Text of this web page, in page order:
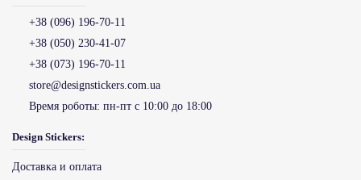
+38 (096) 196-70-11
+38 (050) 230-41-07
+38 (073) 196-70-11
store@designstickers.com.ua
Время роботы: пн-пт с 10:00 до 18:00
Design Stickers:
Доставка и оплата